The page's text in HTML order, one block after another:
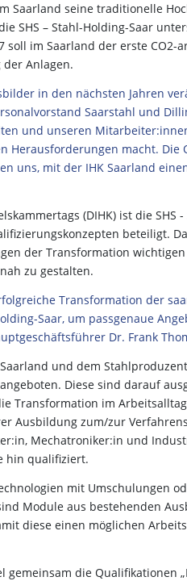
Saarland seine traditionelle
SHS – Stahl-Holding-Saar
im Saarland der erste CO2-
Anlagen.
in den nächsten Jahren
Saarstahl und
und unseren
Herausforderungen macht. Die
uns, mit der IHK Saarland
(DIHK) ist die SHS
beteiligt.
der Transformation wichtigen
zu gestalten.
Transformation der
Saar, um passgenaue
Dr. Frank
und dem
Diese sind darauf
Transformation im
Ausbildung zum/zur
Mechatroniker:in und
hin qualifiziert.
mit Umschulungen
Module aus bestehenden
diese einen möglichen
gemeinsam die Qualifikationen